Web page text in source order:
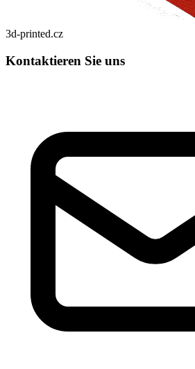
3d-printed.cz
Kontaktieren Sie uns